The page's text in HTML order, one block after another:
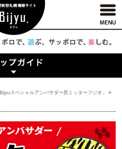
スペシャルアンバサダー尻ミッターフジオ」
>